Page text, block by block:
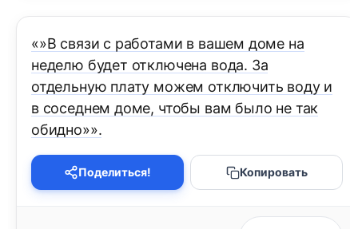
«»В связи с работами в вашем доме на
неделю будет отключена вода. За
отдельную плату можем отключить воду и
в соседнем доме, чтобы вам было не так
обидно»».
Поделиться! Копировать